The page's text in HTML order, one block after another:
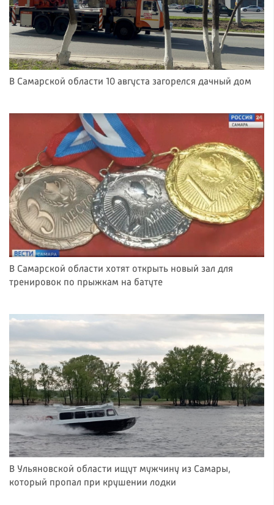
В Самарской области 10 августа загорелся дачный дом
В Самарской области хотят открыть новый зал для
тренировок по прыжкам на батуте
В Ульяновской области ищут мужчину из Самары,
который пропал при крушении лодки